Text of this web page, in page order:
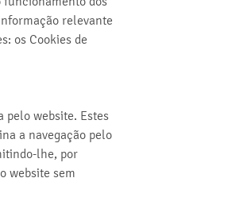
relevante
os Cookies de
pelo website. Estes
a navegação pelo
lhe, por
website sem